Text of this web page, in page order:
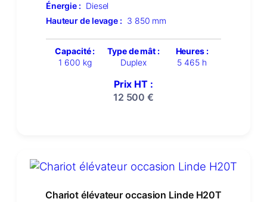
Énergie : Diesel
Hauteur de levage : 3 850 mm
Capacité :
1 600 kg
Type de mât :
Duplex
Heures :
5 465 h
Prix HT :
12 500€
Chariot élévateur occasion Linde H20T